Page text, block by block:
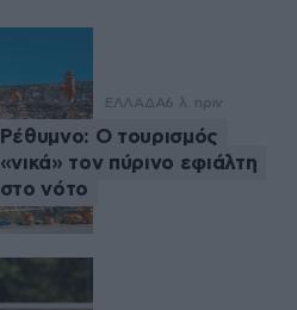
ΕΛΛΑΔΑ6 λ. πριν
Ρέθυμνο: Ο τουρισμός
«νικά» τον πύρινο εφιάλτη
στο νότο